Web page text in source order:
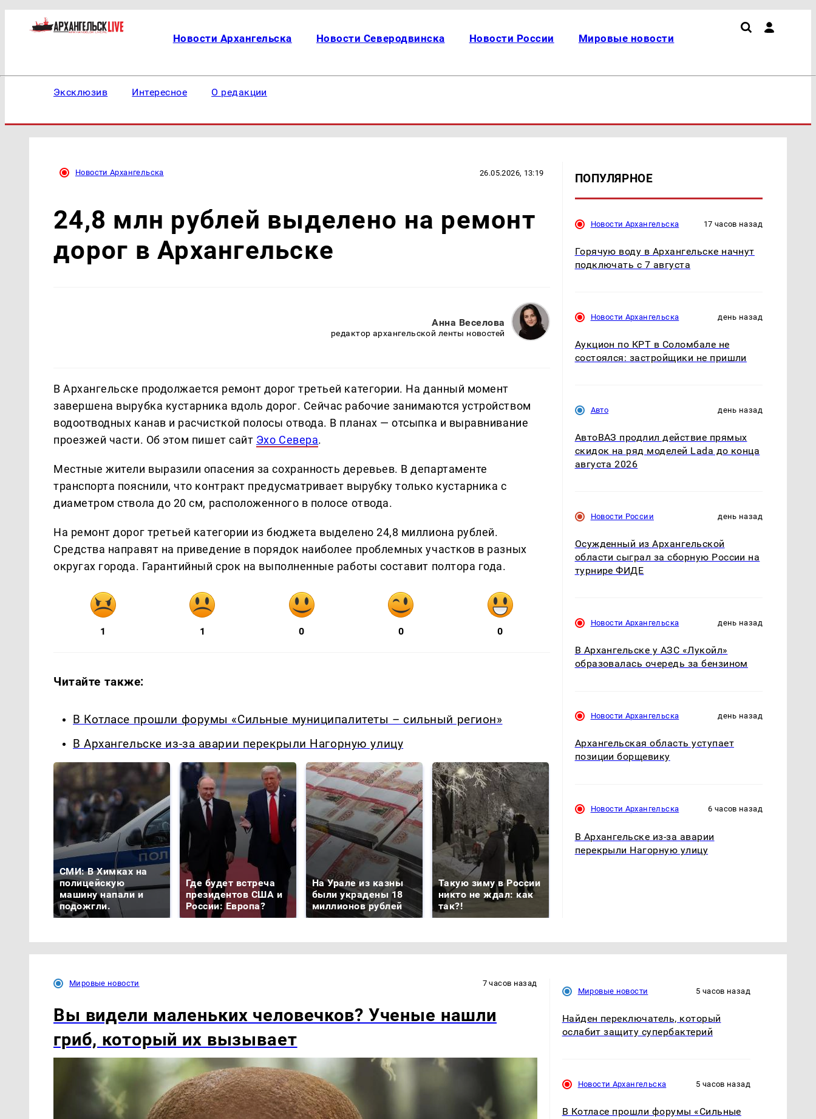
Новости Архангельска Новости Северодвинска Новости России Мировые новости
Эксклюзив Интересное О редакции
Новости Архангельска 26.05.2026, 13:19
24,8 млн рублей выделено на ремонт
дорог в Архангельске
Анна Веселова
редактор архангельской ленты новостей
В Архангельске продолжается ремонт дорог третьей категории. На данный момент
завершена вырубка кустарника вдоль дорог. Сейчас рабочие занимаются устройством
водоотводных канав и расчисткой полосы отвода. В планах — отсыпка и выравнивание
проезжей части. Об этом пишет сайт Эхо Севера.
Местные жители выразили опасения за сохранность деревьев. В департаменте
транспорта пояснили, что контракт предусматривает вырубку только кустарника с
диаметром ствола до 20 см, расположенного в полосе отвода.
На ремонт дорог третьей категории из бюджета выделено 24,8 миллиона рублей.
Средства направят на приведение в порядок наиболее проблемных участков в разных
округах города. Гарантийный срок на выполненные работы составит полтора года.
1 1 0 0 0
Читайте также:
В Котласе прошли форумы «Сильные муниципалитеты – сильный регион»
В Архангельске из-за аварии перекрыли Нагорную улицу
СМИ: В Химках на
полицейскую
машину напали и
подожгли.
Где будет встреча
президентов США и
России: Европа?
На Урале из казны
были украдены 18
миллионов рублей
Такую зиму в России
никто не ждал: как
так?!
ПОПУЛЯРНОЕ
Новости Архангельска 17 часов назад
Горячую воду в Архангельске начнут
подключать с 7 августа
Новости Архангельска день назад
Аукцион по КРТ в Соломбале не
состоялся: застройщики не пришли
Авто день назад
АвтоВАЗ продлил действие прямых
скидок на ряд моделей Lada до конца
августа 2026
Новости России день назад
Осужденный из Архангельской
области сыграл за сборную России на
турнире ФИДЕ
Новости Архангельска день назад
В Архангельске у АЗС «Лукойл»
образовалась очередь за бензином
Новости Архангельска день назад
Архангельская область уступает
позиции борщевику
Новости Архангельска 6 часов назад
В Архангельске из-за аварии
перекрыли Нагорную улицу
Мировые новости 7 часов назад
Вы видели маленьких человечков? Ученые нашли
гриб, который их вызывает
Мировые новости 5 часов назад
Найден переключатель, который
ослабит защиту супербактерий
Новости Архангельска 5 часов назад
В Котласе прошли форумы «Сильные